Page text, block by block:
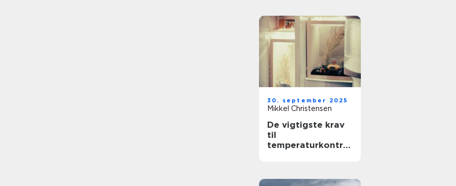
30. september 2025
Mikkel Christensen
De vigtigste krav
til
temperaturkontrol